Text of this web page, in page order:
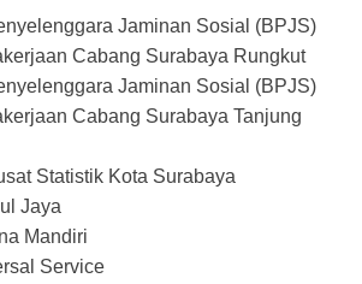
Jaminan Sosial (BPJS)
Cabang Surabaya Rungkut
Jaminan Sosial (BPJS)
Cabang Surabaya Tanjung
Statistik Kota Surabaya
Jaya
Mandiri
Service